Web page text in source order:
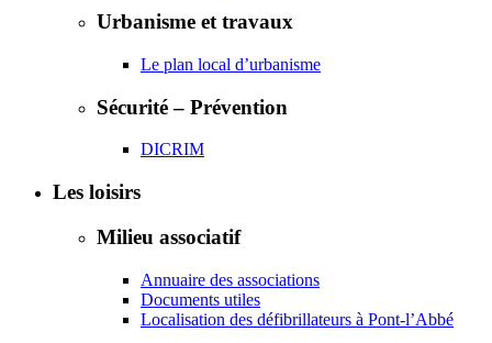
Urbanisme et travaux
Le plan local d’urbanisme
Sécurité – Prévention
DICRIM
Les loisirs
Milieu associatif
Annuaire des associations
Documents utiles
Localisation des défibrillateurs à Pont-l’Abbé